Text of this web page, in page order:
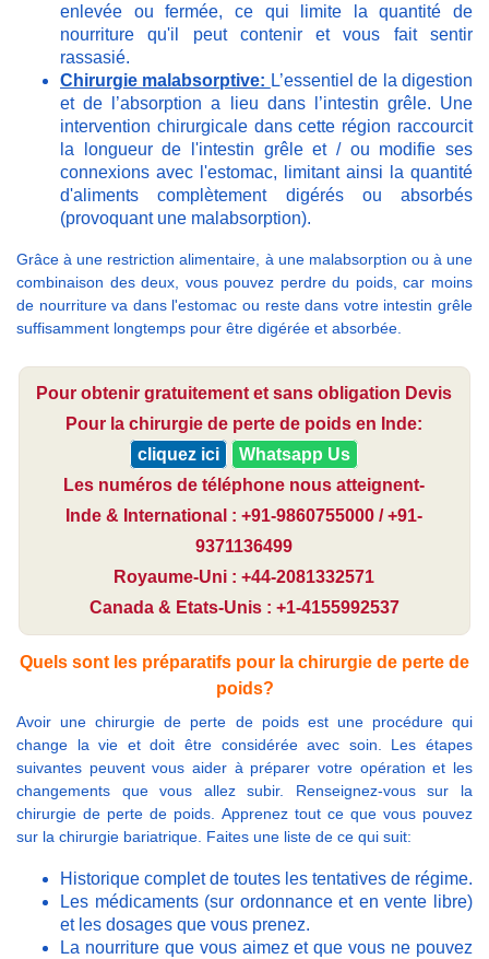
enlevée ou fermée, ce qui limite la quantité de
nourriture qu'il peut contenir et vous fait sentir
rassasié.
Chirurgie malabsorptive: L’essentiel de la digestion
et de l’absorption a lieu dans l’intestin grêle. Une
intervention chirurgicale dans cette région raccourcit
la longueur de l'intestin grêle et / ou modifie ses
connexions avec l'estomac, limitant ainsi la quantité
d'aliments complètement digérés ou absorbés
(provoquant une malabsorption).
Grâce à une restriction alimentaire, à une malabsorption ou à une
combinaison des deux, vous pouvez perdre du poids, car moins
de nourriture va dans l'estomac ou reste dans votre intestin grêle
suffisamment longtemps pour être digérée et absorbée.
Pour obtenir gratuitement et sans obligation Devis
Pour la chirurgie de perte de poids en Inde:
cliquez ici
Whatsapp Us
Les numéros de téléphone nous atteignent-
Inde & International : +91-9860755000 / +91-
9371136499
Royaume-Uni : +44-2081332571
Canada & Etats-Unis : +1-4155992537
Quels sont les préparatifs pour la chirurgie de perte de
poids?
Avoir une chirurgie de perte de poids est une procédure qui
change la vie et doit être considérée avec soin. Les étapes
suivantes peuvent vous aider à préparer votre opération et les
changements que vous allez subir. Renseignez-vous sur la
chirurgie de perte de poids. Apprenez tout ce que vous pouvez
sur la chirurgie bariatrique. Faites une liste de ce qui suit:
Historique complet de toutes les tentatives de régime.
Les médicaments (sur ordonnance et en vente libre)
et les dosages que vous prenez.
La nourriture que vous aimez et que vous ne pouvez